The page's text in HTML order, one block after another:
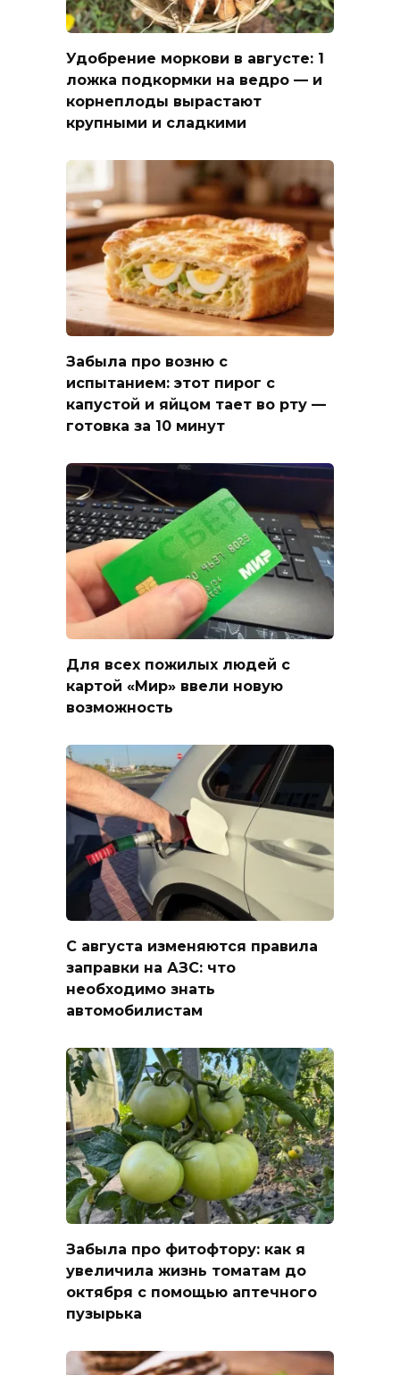
Удобрение моркови в августе: 1
ложка подкормки на ведро — и
корнеплоды вырастают
крупными и сладкими
Забыла про возню с
испытанием: этот пирог с
капустой и яйцом тает во рту —
готовка за 10 минут
Для всех пожилых людей с
картой «Мир» ввели новую
возможность
С августа изменяются правила
заправки на АЗС: что
необходимо знать
автомобилистам
Забыла про фитофтору: как я
увеличила жизнь томатам до
октября с помощью аптечного
пузырька